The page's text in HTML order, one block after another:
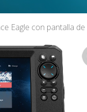
Eagle con pantalla